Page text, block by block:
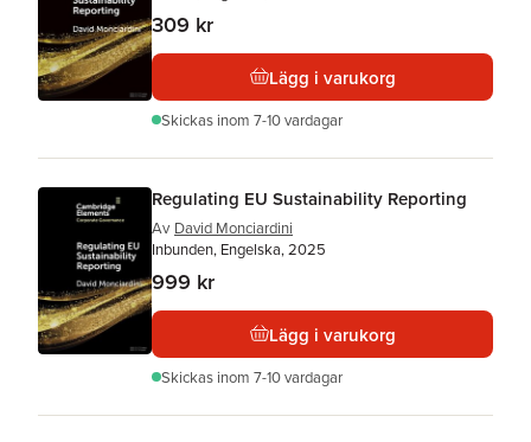
309 kr
Lägg i varukorg
Skickas inom 7-10 vardagar
Regulating EU Sustainability Reporting
Av David Monciardini
Inbunden, Engelska, 2025
999 kr
Lägg i varukorg
Skickas inom 7-10 vardagar